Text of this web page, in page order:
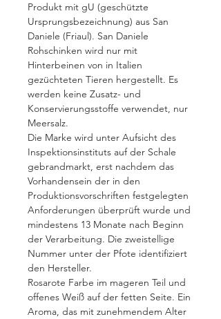
Produkt mit gU (geschützte
Ursprungsbezeichnung) aus San
Daniele (Friaul). San Daniele
Rohschinken wird nur mit
Hinterbeinen von in Italien
gezüchteten Tieren hergestellt. Es
werden keine Zusatz- und
Konservierungsstoffe verwendet, nur
Meersalz.
Die Marke wird unter Aufsicht des
Inspektionsinstituts auf der Schale
gebrandmarkt, erst nachdem das
Vorhandensein der in den
Produktionsvorschriften festgelegten
Anforderungen überprüft wurde und
mindestens 13 Monate nach Beginn
der Verarbeitung. Die zweistellige
Nummer unter der Pfote identifiziert
den Hersteller.
Rosarote Farbe im mageren Teil und
offenes Weiß auf der fetten Seite. Ein
Aroma, das mit zunehmendem Alter